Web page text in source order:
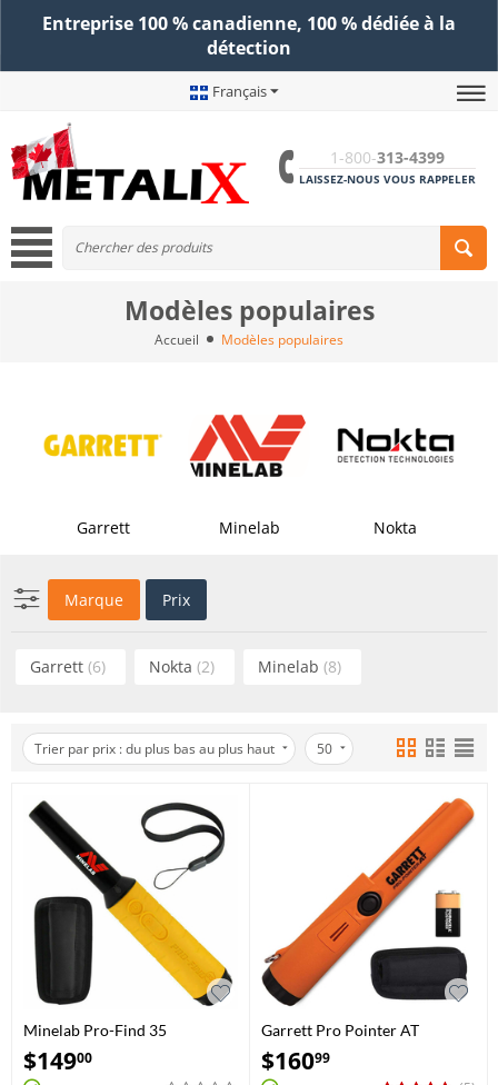
Entreprise 100 % canadienne, 100 % dédiée à la
détection
Français
1-800-313-4399
LAISSEZ-NOUS VOUS RAPPELER
Modèles populaires
Accueil Modèles populaires
Garrett Minelab Nokta
Marque Prix
Garrett (6) Nokta (2) Minelab (8)
Trier par prix : du plus bas au plus haut 50
Minelab Pro-Find 35
$14900
Garrett Pro Pointer AT
$16099